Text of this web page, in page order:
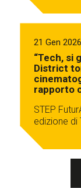
21 Gen 2026
“Tech, si
District
rapporto
STEP
edizione di